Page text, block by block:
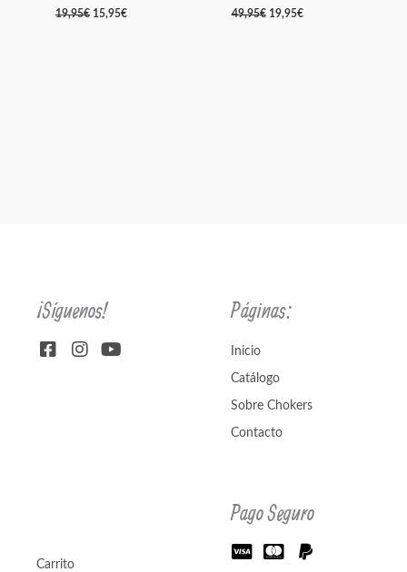
19,95€ 15,95€ 49,95€ 19,95€
¡Síguenos! Páginas:
Inicio
Catálogo
Sobre Chokers
Contacto
Carrito
Pago Seguro